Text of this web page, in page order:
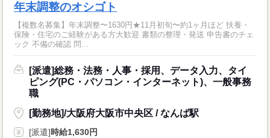
年末調整のオシゴト
【複数名募集】年末調整〜1630円★11月初旬〜約1ヶ月ほど 扶養・
保険・住宅のご経験がある方大歓迎 書類の整理・発送 申告書のチェ
ック 不備の確認 問...
[派遣]総務・法務・人事・採用、データ入力、タイ
ピング(PC・パソコン・インターネット)、一般事務
職
[勤務地]/大阪府大阪市中央区 / なんば駅
[派遣]時給1,630円